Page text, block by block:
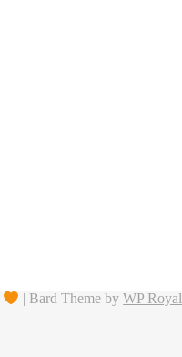
| Bard Theme byWP Royal